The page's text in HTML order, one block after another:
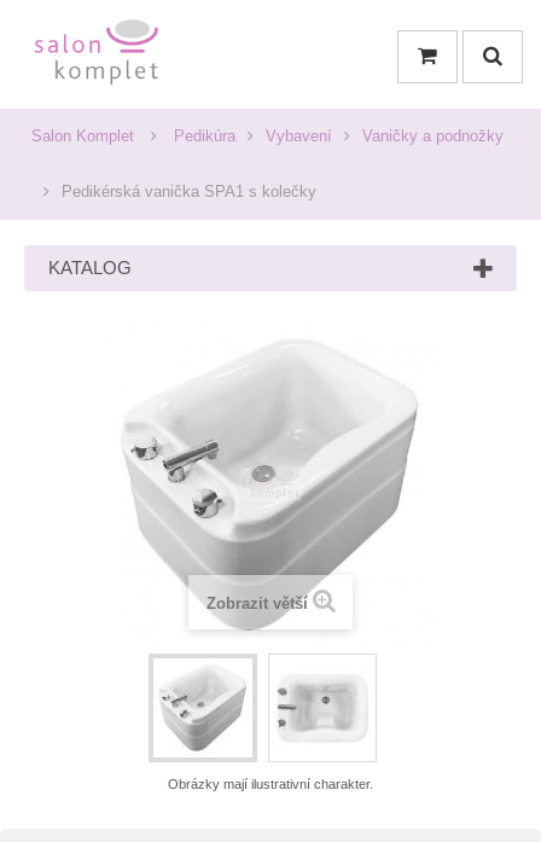
Salon Komplet Pedikúra Vybavení Vaničky a podnožky
Pedikérská vanička SPA1 s kolečky
KATALOG
Zobrazit větší
Obrázky mají ilustrativní charakter.